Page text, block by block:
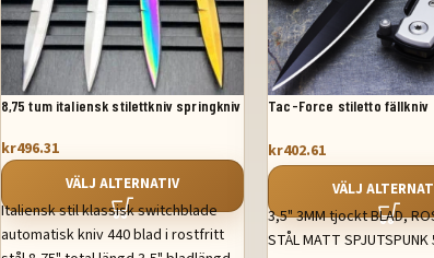
8,75 tum italiensk stilettkniv springkniv
kr496.31
VÄLJ ALTERNATIV
Italiensk stil klassisk switchblade
automatisk kniv 440 blad i rostfritt
Tac-Force stiletto fällkniv
kr402.61
VÄLJ
3,5" 3MM tjockt BLAD,
STÅL MATT